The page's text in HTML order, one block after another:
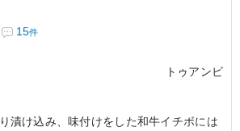
15件
トゥアンビ
漬け込み、味付けをした和牛イチボには